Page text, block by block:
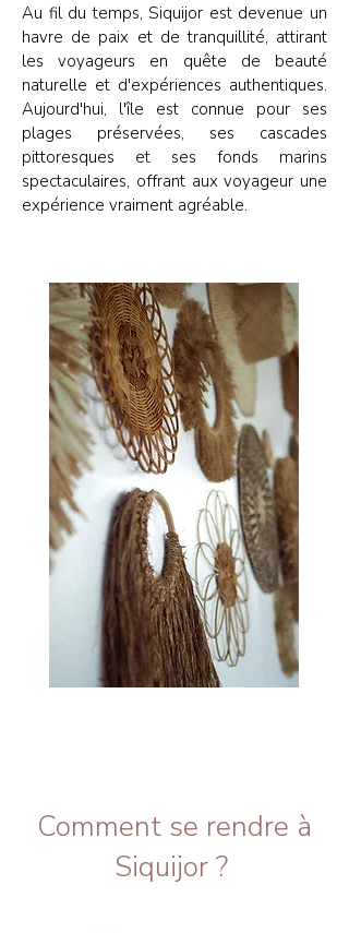
Au fil du temps, Siquijor est devenue un
havre de paix et de tranquillité, attirant
les voyageurs en quête de beauté
naturelle et d'expériences authentiques.
Aujourd'hui, l'île est connue pour ses
plages préservées, ses cascades
pittoresques et ses fonds marins
spectaculaires, offrant aux voyageur une
expérience vraiment agréable.
Comment se rendre à
Siquijor ?